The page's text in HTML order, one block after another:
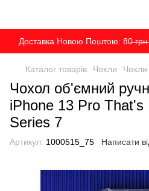
Доставка Новою Поштою: 80̶ ̶г̶р̶н̶
Каталог товарів Чохли
Чохол об'ємний
iPhone 13 Pro
Series 7
Артикул: 1000515_75 Написати